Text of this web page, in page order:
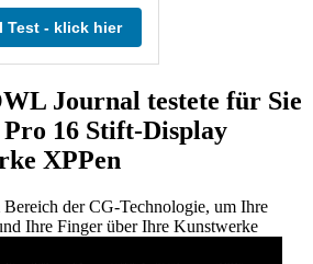
Test - klick hier
Journal testete für Sie
16 Stift-Display
XPPen
der CG-Technologie, um Ihre
Ihre Finger über Ihre Kunstwerke